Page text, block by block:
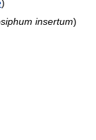
)
insertum)